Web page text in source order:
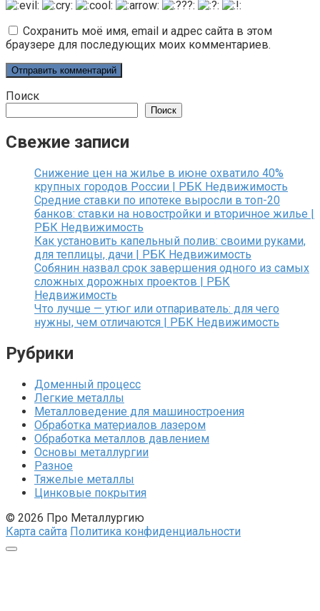
Сохранить моё имя, email и адрес сайта в этом
браузере для последующих моих комментариев.
Поиск
Поиск
Свежие записи
Снижение цен на жилье в июне охватило 40%
крупных городов России | РБК Недвижимость
Средние ставки по ипотеке выросли в топ-20
банков: ставки на новостройки и вторичное жилье |
РБК Недвижимость
Как установить капельный полив: своими руками,
для теплицы, дачи | РБК Недвижимость
Собянин назвал срок завершения одного из самых
сложных дорожных проектов | РБК
Недвижимость
Что лучше — утюг или отпариватель: для чего
нужны, чем отличаются | РБК Недвижимость
Рубрики
Доменный процесс
Легкие металлы
Металловедение для машиностроения
Обработка материалов лазером
Обработка металлов давлением
Основы металлургии
Разное
Тяжелые металлы
Цинковые покрытия
© 2026 Про Металлургию
Карта сайта Политика конфиденциальности